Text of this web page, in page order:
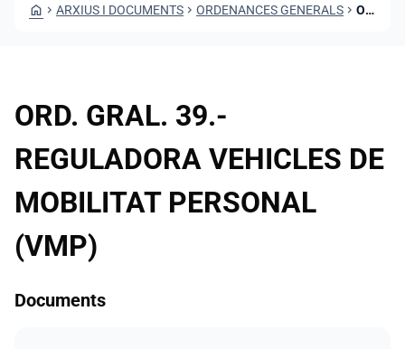
HOME CHEVRON_RIGHT ARXIUS I DOCUMENTS CHEVRON_RIGHT ORDENANCES GENERALS CHEVRON_RIGHT ORD GRAL 39 REGULADORA VEHICLES DE MOBILITAT PERSONAL VMP
ORD. GRAL. 39.-
REGULADORA VEHICLES DE
MOBILITAT PERSONAL
(VMP)
Documents